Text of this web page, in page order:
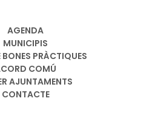
AGENDA
MUNICIPIS
BONES PRÀCTIQUES
COMÚ
AJUNTAMENTS
CONTACTE